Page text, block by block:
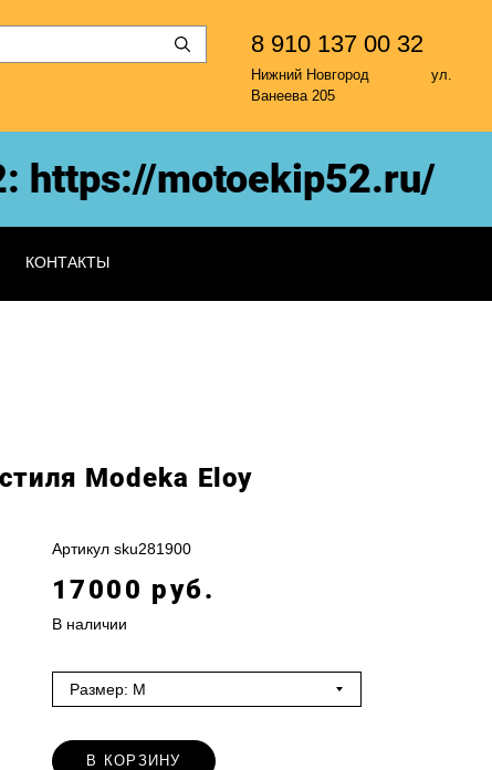
8 910 137 00 32
Нижний Новгород ул.
Ванеева 205
motoekip52.ru/
КОНТАКТЫ
Modeka Eloy
Артикул sku281900
17000 руб.
В наличии
Размер: M
В КОРЗИНУ